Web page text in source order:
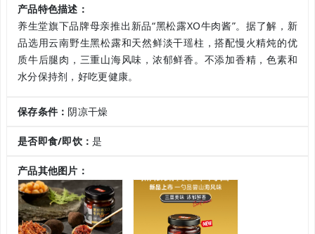
产品特色描述：
养生堂旗下品牌母亲推出新品“黑松露XO牛肉酱”。据了解，新
品选用云南野生黑松露和天然鲜淡干瑶柱，搭配慢火精炖的优
质牛后腿肉，三重山海风味，浓郁鲜香。不添加香精，色素和
水分保持剂，好吃更健康。
保存条件： 阴凉干燥
是否即食/即饮：是
产品其他图片：